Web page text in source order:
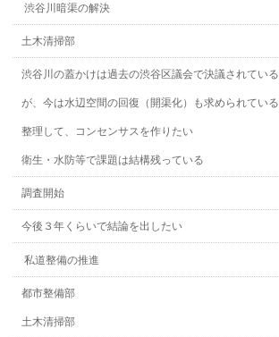
渋谷川暗渠の解決
土木清掃部
渋谷川の蓋かけは過去の渋谷区議会で決議されている
が、今は水辺空間の回復（開渠化）も求められている
整理して、コンセンサスを作りたい
衛生・水防等で課題は結構残っている
調査開始
今後３年くらいで結論を出したい
私道整備の推進
都市整備部
土木清掃部